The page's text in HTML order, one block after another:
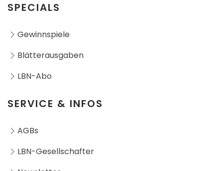
SPECIALS
Gewinnspiele
Blätterausgaben
LBN-Abo
SERVICE & INFOS
AGBs
LBN-Gesellschafter